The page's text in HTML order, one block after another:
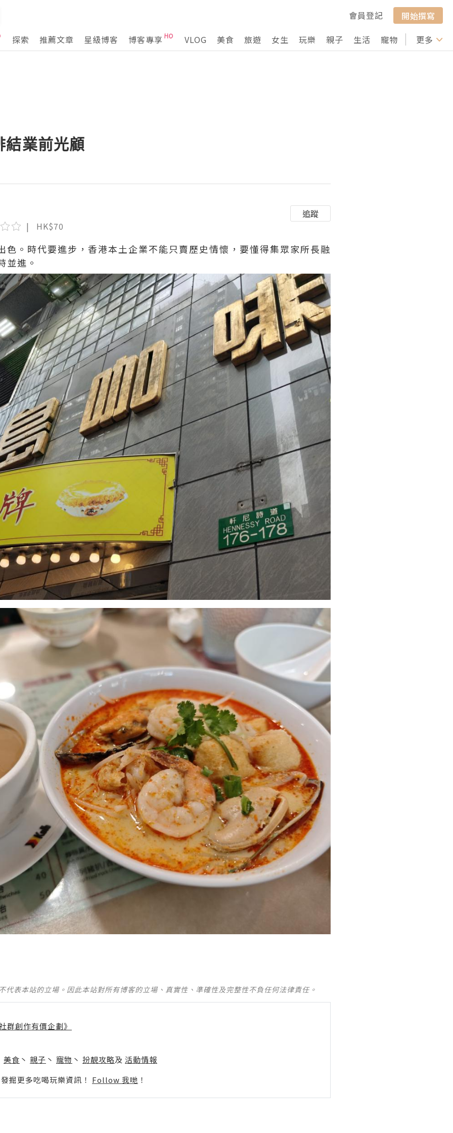
會員登記
開始撰寫
探索
推薦文章 星級博客 博客專享 VLOG 美食 旅遊 女生 玩樂 親子 生活 寵物 行山 打卡
更多
結業前光顧
HK$70
追蹤
色。時代要進步，香港本土企業不能只賣歷史情懷，要懂得集眾家所長融
並進。
代表本站的立場。因此本站對所有博客的立場、真實性、準確性及完整性不負任何法律責任。
群創作有價企劃》
美食 丶 親子 丶 寵物 丶 扮靚攻略及 活動情報
掘更多吃喝玩樂資訊！ Follow 我哋 ！